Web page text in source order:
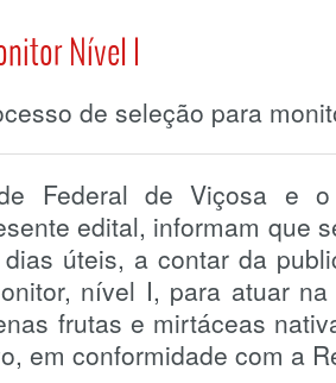
Nível I
de seleção para
Federal de Viçosa e
edital, informam que
úteis, a contar da
nível I, para atuar
frutas e mirtáceas
em conformidade com a